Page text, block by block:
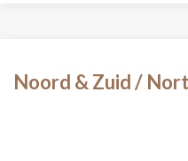
Noord & Zuid /